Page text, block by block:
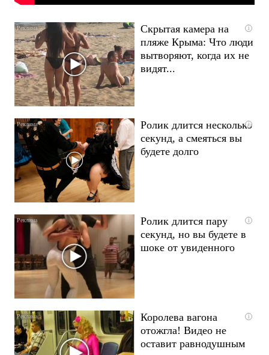
i
Скрытая камера на
пляже Крыма: Что люди
вытворяют, когда их не
видят...
i
Ролик длится несколько
секунд, а смеяться вы
будете долго
i
Ролик длится пару
секунд, но вы будете в
шоке от увиденного
i
Королева вагона
отожгла! Видео не
оставит равнодушным